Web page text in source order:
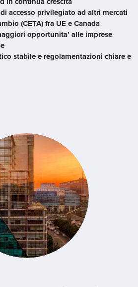
in continua crescita
accesso privilegiato ad altri mercati
(CETA) fra UE e Canada
opportunita’ alle imprese
stabile e regolamentazioni chiare e